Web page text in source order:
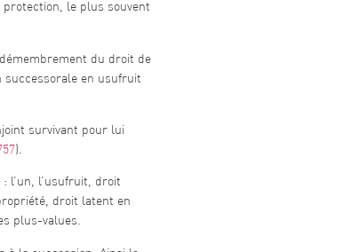
le plus souvent
du droit de
successorale en usufruit
survivant pour lui
).
l’un, l’usufruit, droit
droit latent en
plus-values.